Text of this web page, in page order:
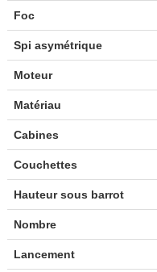
Foc
Spi asymétrique
Moteur
Matériau
Cabines
Couchettes
Hauteur sous barrot
Nombre
Lancement